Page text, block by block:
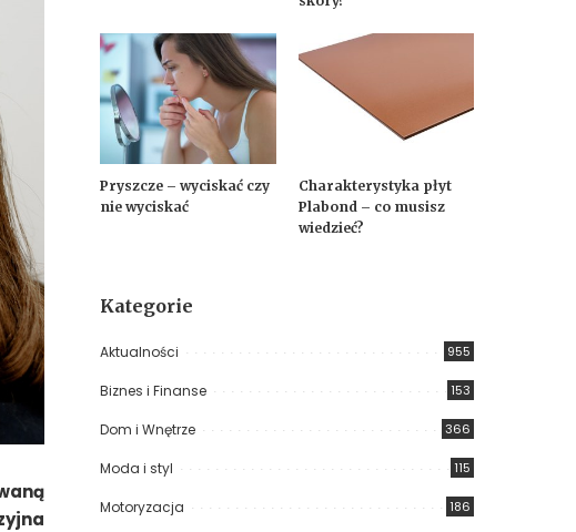
Pryszcze – wyciskać czy
nie wyciskać
Charakterystyka płyt
Plabond – co musisz
wiedzieć?
Kategorie
Aktualności 955
Biznes i Finanse 153
Dom i Wnętrze 366
Moda i styl 115
Motoryzacja 186